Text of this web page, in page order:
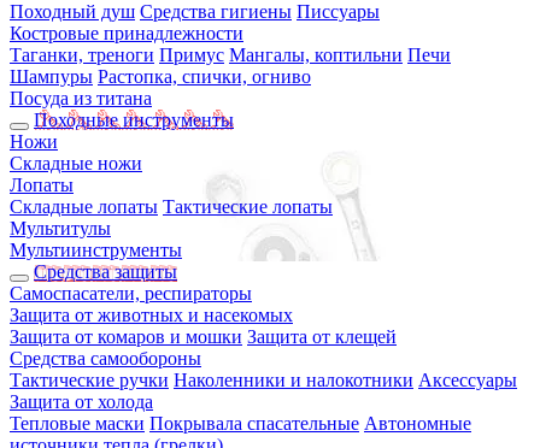
Походный душ Средства гигиены Писсуары
Костровые принадлежности
Таганки, треноги Примус Мангалы, коптильни Печи
Шампуры Растопка, спички, огниво
Посуда из титана
Походные инструменты
Ножи
Складные ножи
Лопаты
Складные лопаты Тактические лопаты
Мультитулы
Мультиинструменты
Средства защиты
Самоспасатели, респираторы
Защита от животных и насекомых
Защита от комаров и мошки Защита от клещей
Средства самообороны
Тактические ручки Наколенники и налокотники Аксессуары
Защита от холода
Тепловые маски Покрывала спасательные Автономные